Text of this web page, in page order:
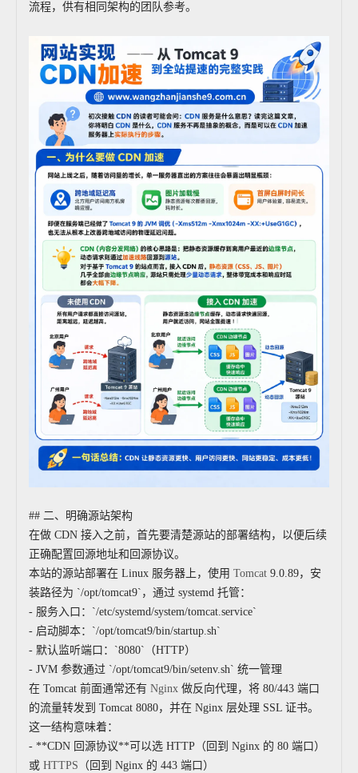
流程，供有相同架构的团队参考。
## 二、明确源站架构
在做 CDN 接入之前，首先要清楚源站的部署结构，以便后续
正确配置回源地址和回源协议。
本站的源站部署在 Linux 服务器上，使用 Tomcat 9.0.89，安
装路径为 `/opt/tomcat9`，通过 systemd 托管：
- 服务入口：`/etc/systemd/system/tomcat.service`
- 启动脚本：`/opt/tomcat9/bin/startup.sh`
- 默认监听端口：`8080`（HTTP）
- JVM 参数通过 `/opt/tomcat9/bin/setenv.sh` 统一管理
在 Tomcat 前面通常还有 Nginx 做反向代理，将 80/443 端口
的流量转发到 Tomcat 8080，并在 Nginx 层处理 SSL 证书。
这一结构意味着：
- **CDN 回源协议**可以选 HTTP（回到 Nginx 的 80 端口）
或 HTTPS （回到 Nginx 的 443 端口）